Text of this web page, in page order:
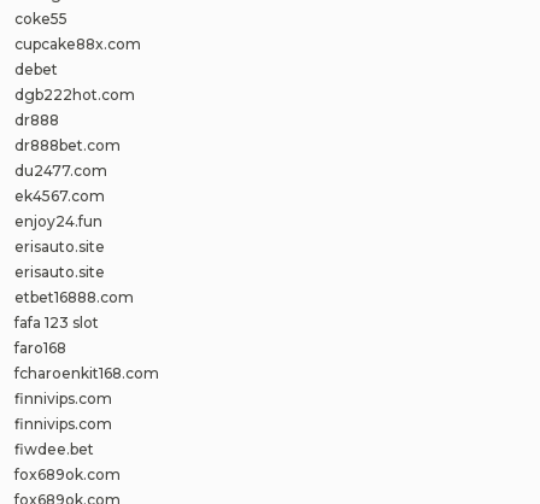
coke55
cupcake88x.com
debet
dgb222hot.com
dr888
dr888bet.com
du2477.com
ek4567.com
enjoy24.fun
erisauto.site
erisauto.site
etbet16888.com
fafa 123 slot
faro168
fcharoenkit168.com
finnivips.com
finnivips.com
fiwdee.bet
fox689ok.com
fox689ok.com